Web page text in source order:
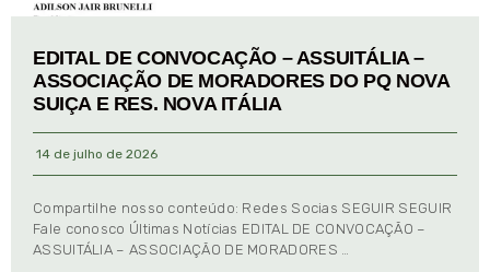
EDITAL DE CONVOCAÇÃO – ASSUITÁLIA –
ASSOCIAÇÃO DE MORADORES DO PQ NOVA
SUIÇA E RES. NOVA ITÁLIA
14 de julho de 2026
Compartilhe nosso conteúdo: Redes Socias SEGUIR SEGUIR
Fale conosco Últimas Notícias EDITAL DE CONVOCAÇÃO –
ASSUITÁLIA – ASSOCIAÇÃO DE MORADORES …